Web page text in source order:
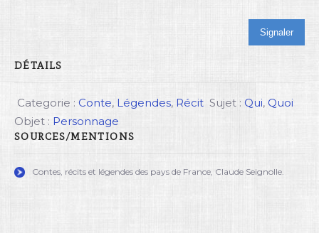
Signaler
DÉTAILS
Categorie : Conte, Légendes, Récit Sujet : Qui, Quoi
Objet : Personnage
SOURCES/MENTIONS
Contes, récits et légendes des pays de France, Claude Seignolle.